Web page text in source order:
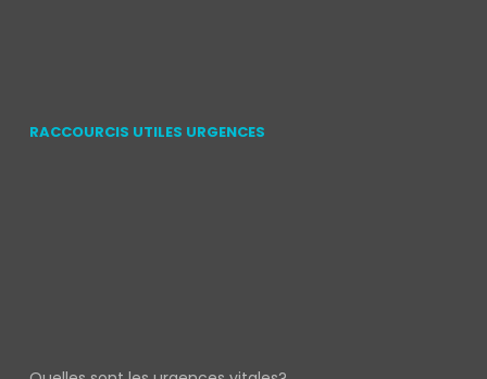
RACCOURCIS UTILES URGENCES